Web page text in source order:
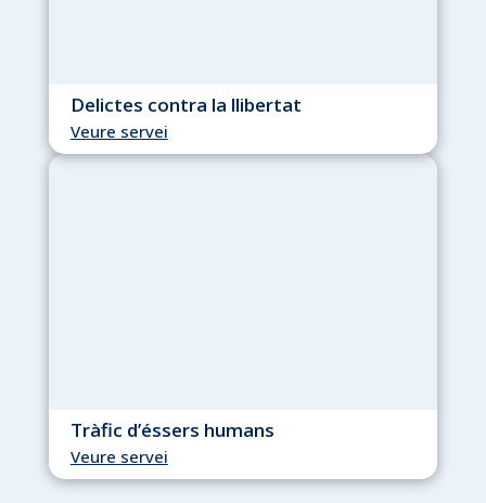
Delictes contra la llibertat
Veure servei
Tràfic d’éssers humans
Veure servei